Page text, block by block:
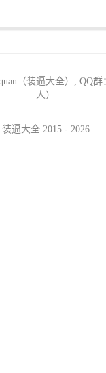
（装逼大全）, QQ群
人）
装逼大全 2015 - 2026